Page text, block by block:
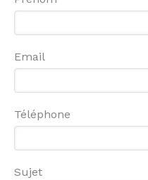
Email
Téléphone
Sujet